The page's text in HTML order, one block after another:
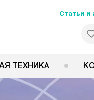
Статьи и
ТЕХНИКА